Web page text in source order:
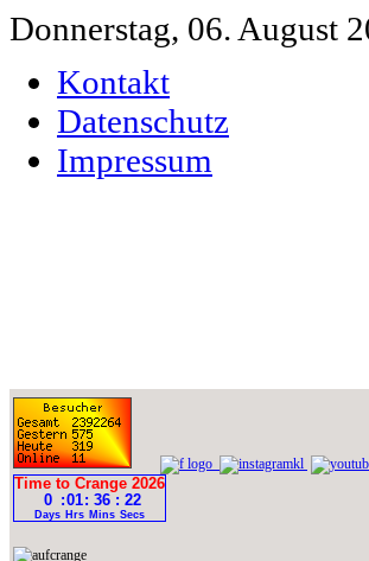
Donnerstag, 06. August
Kontakt
Datenschutz
Impressum